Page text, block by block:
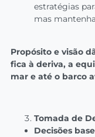
estratégias
mas
Propósito e visão
fica à deriva, a
mar e até o barco
Tomada de
Decisões